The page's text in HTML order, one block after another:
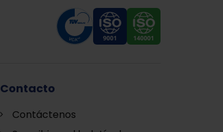
Contacto
Contáctenos